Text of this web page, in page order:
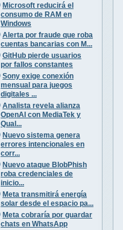
Microsoft reducirá el
consumo de RAM en
Windows
Alerta por fraude que roba
cuentas bancarias con M...
GitHub pierde usuarios
por fallos constantes
Sony exige conexión
mensual para juegos
digitales ...
Analista revela alianza
OpenAI con MediaTek y
Qual...
Nuevo sistema genera
errores intencionales en
corr...
Nuevo ataque BlobPhish
roba credenciales de
inicio...
Meta transmitirá energía
solar desde el espacio pa...
Meta cobraría por guardar
chats en WhatsApp